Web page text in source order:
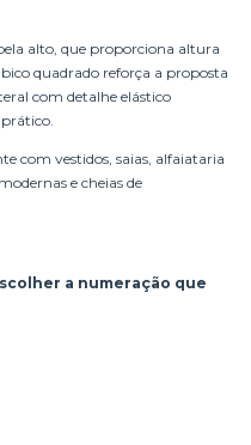
alto, que proporciona altura
quadrado reforça a proposta
com detalhe elástico
com vestidos, saias, alfaiataria
e cheias de
a numeração que